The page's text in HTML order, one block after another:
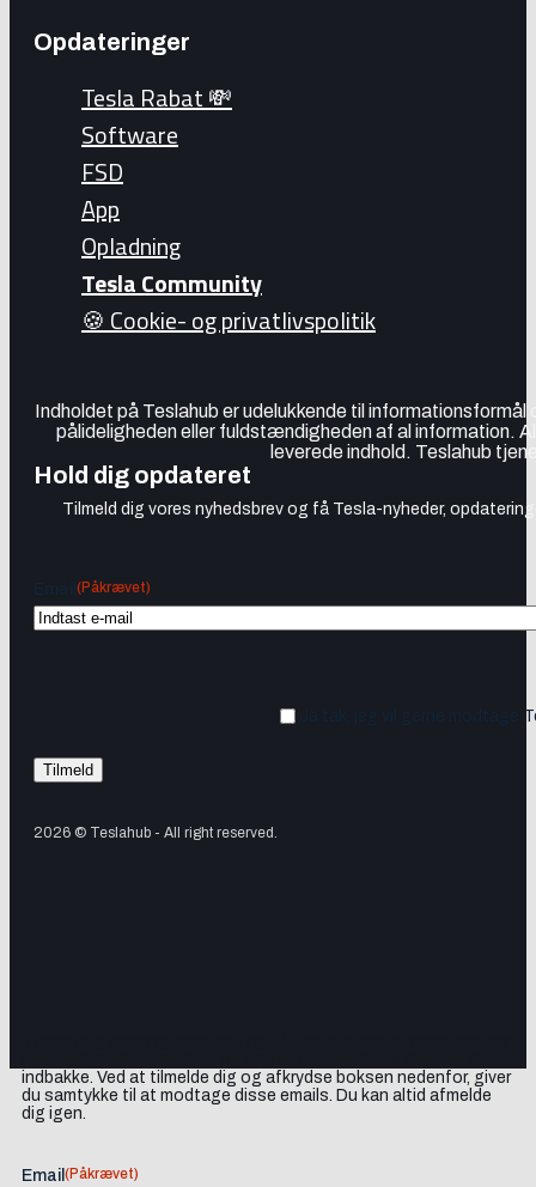
Opdateringer
Tesla Rabat 💸
Software
FSD
App
Opladning
Tesla Community
🍪 Cookie- og privatlivspolitik
Indholdet på Teslahub er udelukkende til
pålideligheden eller fuldstændigheden af al information.
leverede indhold. Teslahub
Hold dig opdateret
Tilmeld dig vores nyhedsbrev og få Tesla-nyheder,
(Påkrævet)
Ja tak, jeg vil gerne modtage
2026 © Teslahub - All right reserved.
indbakke. Ved at tilmelde dig og afkrydse boksen nedenfor, giver
du samtykke til at modtage disse emails. Du kan altid afmelde
dig igen.
Email (Påkrævet)